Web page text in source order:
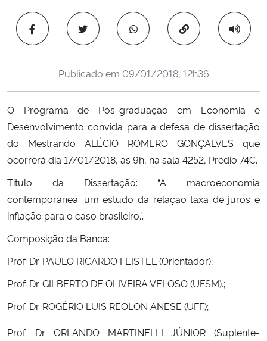
Ministério da Educação
Ministério de Minas e Energia
Ministério da Ciência, Tecnologia, Inovações e Comunicações
Ministério do Meio Ambiente
Ministério do Desenvolvimento Regional
Ministério da Mulher, da Família e dos Direitos Humanos
Secretaria-Geral
Copiar para área
Publicado em 09/01/2018, 12h36
O Programa de Pós-graduação em Economia e
Desenvolvimento convida para a defesa de dissertação
do Mestrando ALÉCIO ROMERO GONÇALVES que
ocorrerá dia 17/01/2018, às 9h, na sala 4252, Prédio 74C.
Titulo da Dissertação: “A macroeconomia
contemporânea: um estudo da relação taxa de juros e
inflação para o caso brasileiro.”.
Composição da Banca:
Prof. Dr. PAULO RICARDO FEISTEL (Orientador);
Prof. Dr. GILBERTO DE OLIVEIRA VELOSO(UFSM).;
Prof. Dr. ROGÉRIO LUIS REOLON ANESE (UFF);
Prof. Dr.
ORLANDO MARTINELLI JÚNIOR(Suplente-